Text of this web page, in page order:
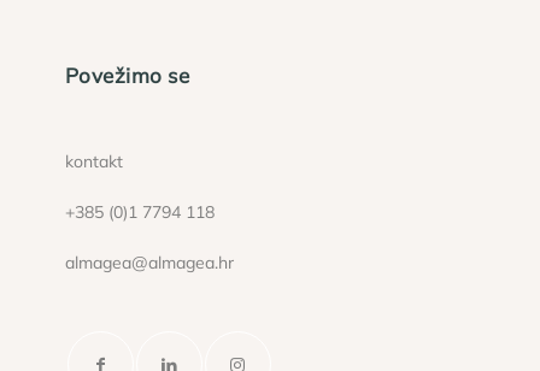
Povežimo se
kontakt
+385 (0)1 7794 118
almagea@almagea.hr